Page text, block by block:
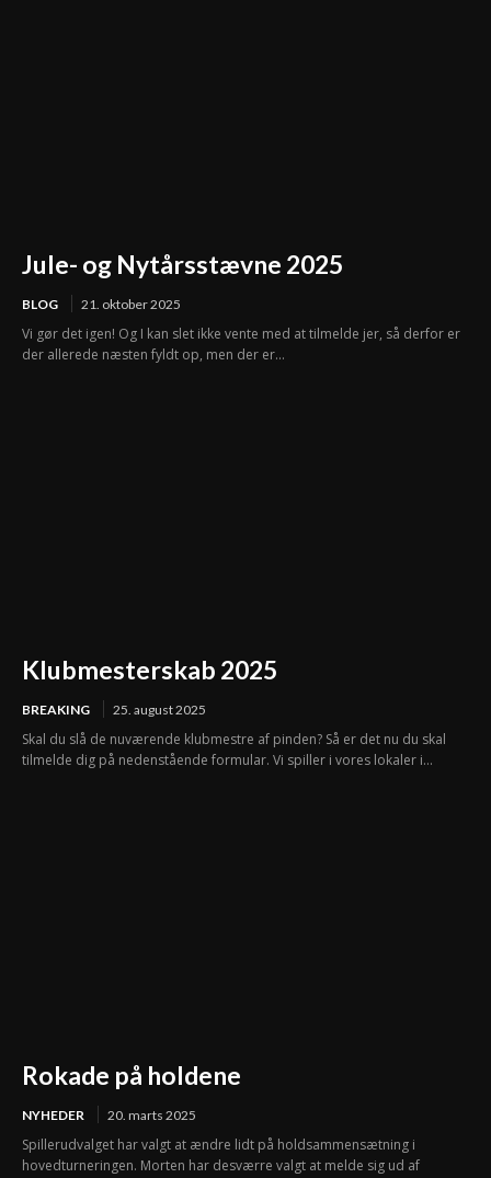
Jule- og Nytårsstævne 2025
BLOG 21. oktober 2025
Vi gør det igen! Og I kan slet ikke vente med at tilmelde jer, så derfor er
der allerede næsten fyldt op, men der er...
Klubmesterskab 2025
BREAKING 25. august 2025
Skal du slå de nuværende klubmestre af pinden? Så er det nu du skal
tilmelde dig på nedenstående formular. Vi spiller i vores lokaler i...
Rokade på holdene
NYHEDER 20. marts 2025
Spillerudvalget har valgt at ændre lidt på holdsammensætning i
hovedturneringen. Morten har desværre valgt at melde sig ud af